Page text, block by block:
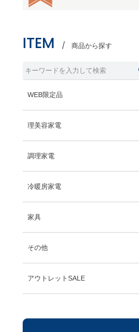
ITEM 商品から探す
WEB限定品
理美容家電
調理家電
冷暖房家電
家具
その他
アウトレットSALE